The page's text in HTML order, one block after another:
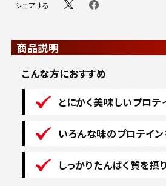
シェアする
商品説明
こんな方におすすめ
とにかく美味しいプロ
いろんな味のプロテイ
しっかりたんぱく質を摂